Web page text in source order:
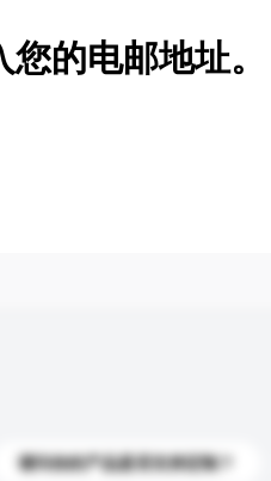
请问你的产品是否支持定制？
的电邮地址。